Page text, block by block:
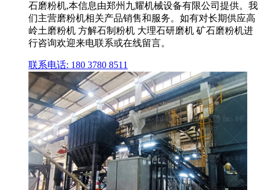
石磨粉机,本信息由郑州九耀机械设备有限公司提供。我
们主营磨粉机相关产品销售和服务。如有对长期供应高
岭土磨粉机 方解石制粉机 大理石研磨机 矿石磨粉机进
行咨询欢迎来电联系或在线留言。
联系电话: 180 3780 8511